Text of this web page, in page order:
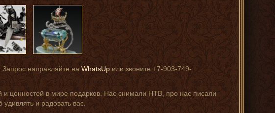
Запрос направляйте наWhatsUpили звоните +7-903-749-
и ценностей в мире подарков. Нас снимали НТВ, про нас писали
и радовать вас.